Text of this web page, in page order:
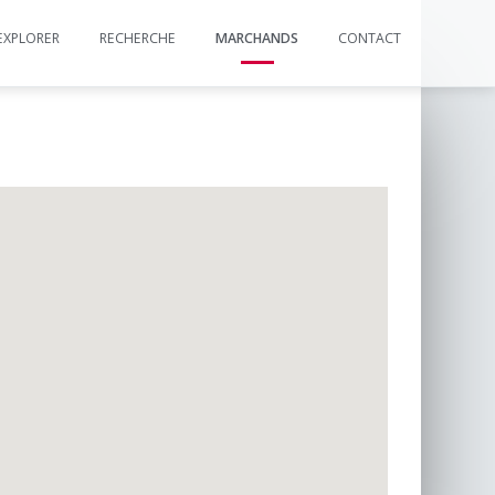
RECHERCHE MARCHANDS CONTACT